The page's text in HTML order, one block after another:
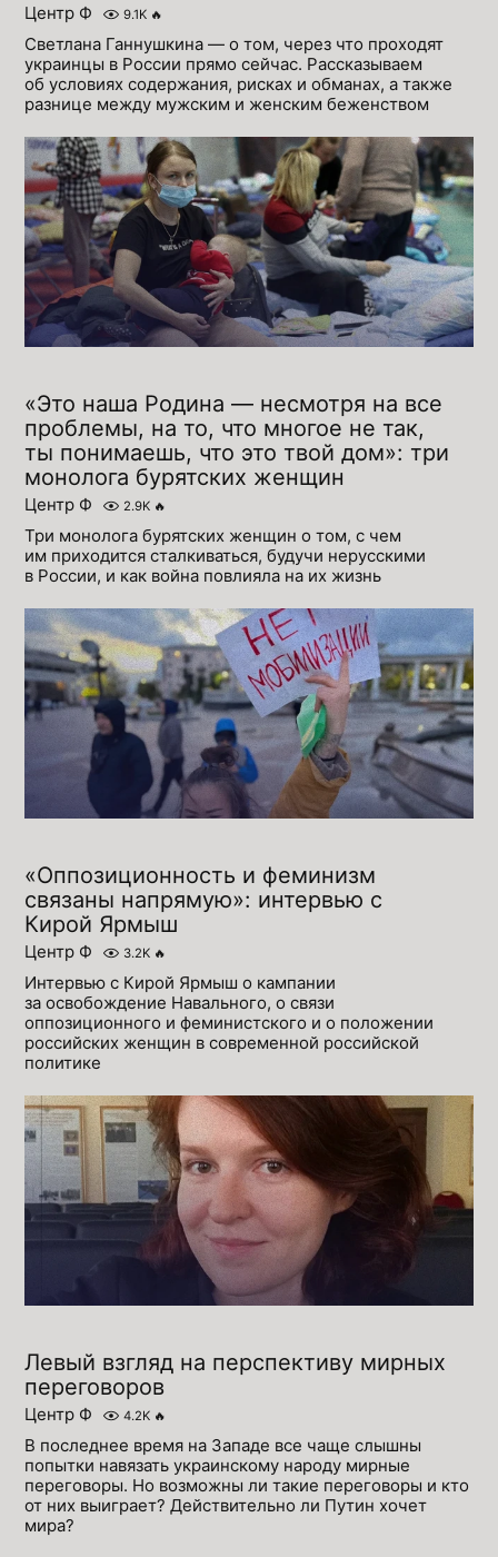
Центр Ф 9.1K 🔥
Светлана Ганнушкина — о том, через что проходят
украинцы в России прямо сейчас. Рассказываем
об условиях содержания, рисках и обманах, а также
разнице между мужским и женским беженством
«Это наша Родина — несмотря на все
проблемы, на то, что многое не так,
ты понимаешь, что это твой дом»: три
монолога бурятских женщин
Центр Ф 2.9K 🔥
Три монолога бурятских женщин о том, с чем
им приходится сталкиваться, будучи нерусскими
в России, и как война повлияла на их жизнь
«Оппозиционность и феминизм
связаны напрямую»: интервью с
Кирой Ярмыш
Центр Ф 3.2K 🔥
Интервью с Кирой Ярмыш о кампании
за освобождение Навального, о связи
оппозиционного и феминистского и о положении
российских женщин в современной российской
политике
Левый взгляд на перспективу мирных
переговоров
Центр Ф 4.2K 🔥
В последнее время на Западе все чаще слышны
попытки навязать украинскому народу мирные
переговоры. Но возможны ли такие переговоры и кто
от них выиграет? Действительно ли Путин хочет
мира?